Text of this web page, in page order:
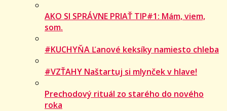
AKO SI SPRÁVNE PRIAŤ TIP#1: Mám, viem,
som.
#KUCHYŇA Ľanové keksíky namiesto chleba
#VZŤAHY Naštartuj si mlynček v hlave!
Prechodový rituál zo starého do nového
roka